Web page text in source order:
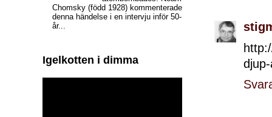
Chomsky (född 1928) kommenterade
denna händelse i en intervju inför 50-
år...
Igelkotten i dimma